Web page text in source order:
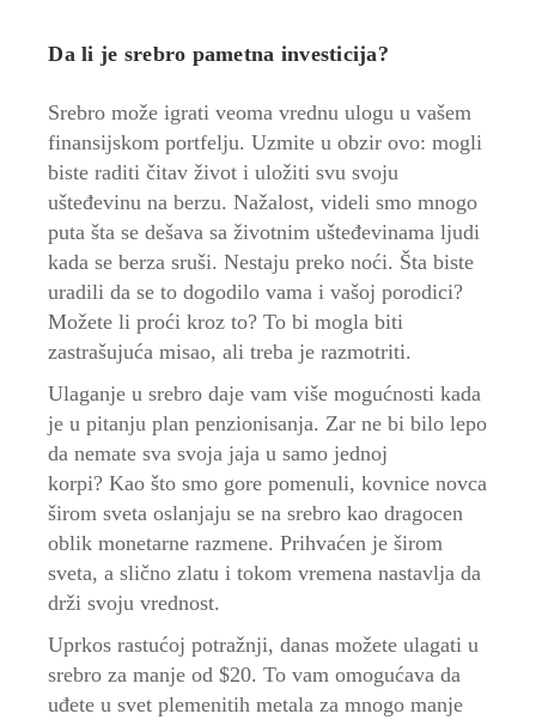
Da li je srebro pametna investicija?
Srebro može igrati veoma vrednu ulogu u vašem
finansijskom portfelju. Uzmite u obzir ovo: mogli
biste raditi čitav život i uložiti svu svoju
ušteđevinu na berzu. Nažalost, videli smo mnogo
puta šta se dešava sa životnim ušteđevinama ljudi
kada se berza sruši. Nestaju preko noći. Šta biste
uradili da se to dogodilo vama i vašoj porodici?
Možete li proći kroz to? To bi mogla biti
zastrašujuća misao, ali treba je razmotriti.
Ulaganje u srebro daje vam više mogućnosti kada
je u pitanju plan penzionisanja. Zar ne bi bilo lepo
da nemate sva svoja jaja u samo jednoj
korpi? Kao što smo gore pomenuli, kovnice novca
širom sveta oslanjaju se na srebro kao dragocen
oblik monetarne razmene. Prihvaćen je širom
sveta, a slično zlatu i tokom vremena nastavlja da
drži svoju vrednost.
Uprkos rastućoj potražnji, danas možete ulagati u
srebro za manje od $20. To vam omogućava da
uđete u svet plemenitih metala za mnogo manje